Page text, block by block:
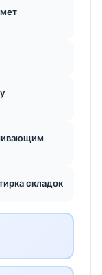
складок